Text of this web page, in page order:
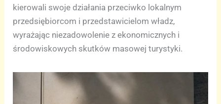
kierowali swoje działania przeciwko lokalnym
przedsiębiorcom i przedstawicielom władz,
wyrażając niezadowolenie z ekonomicznych i
środowiskowych skutków masowej turystyki.